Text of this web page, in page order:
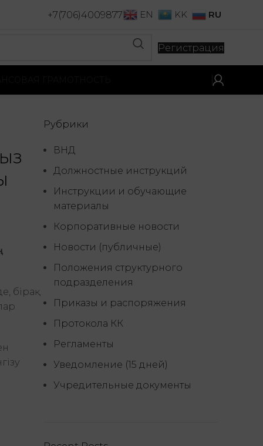
+7(706)4009877 EN KK RU
Регистрация
бірақ
Рубрики
ВНД
Должностные инструкций
Инструкции и обучающие
материалы
Корпоративные новости
Новости (публичные)
Положения структурного
подразделения
Приказы и распоряжения
Протокола КК
Регламенты
Уведомление (15 дней)
Учредительные документы